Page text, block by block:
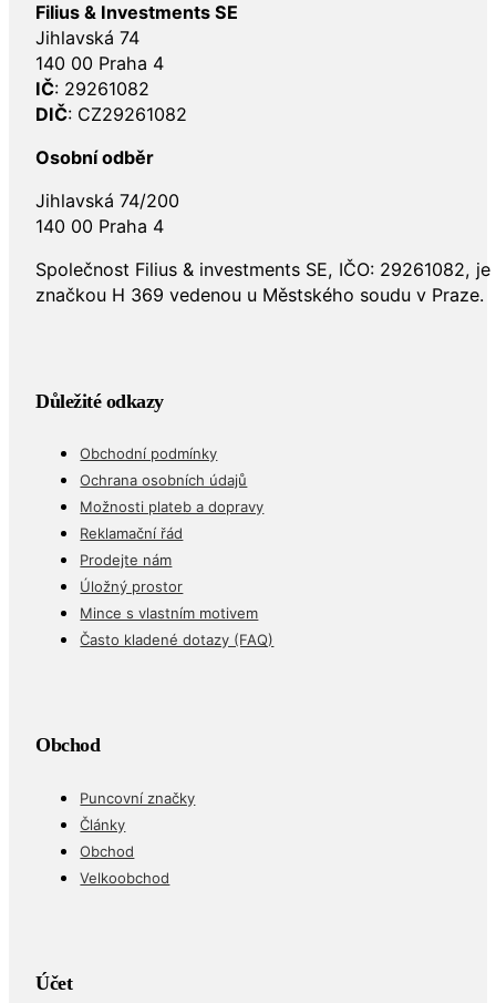
Filius & Investments SE
Jihlavská 74
140 00 Praha 4
IČ: 29261082
DIČ: CZ29261082
Osobní odběr
Jihlavská 74/200
140 00 Praha 4
Společnost Filius & investments SE, IČO: 29261082,
značkou H 369 vedenou u Městského soudu v Praze.
Důležité odkazy
Obchodní podmínky
Ochrana osobních údajů
Možnosti plateb a dopravy
Reklamační řád
Prodejte nám
Úložný prostor
Mince s vlastním motivem
Často kladené dotazy (FAQ)
Obchod
Puncovní značky
Články
Obchod
Velkoobchod
Účet